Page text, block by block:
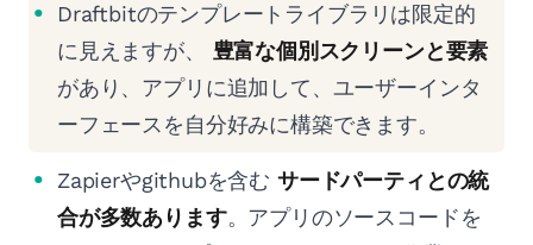
Draftbitのテンプレートライブラリは限定的
に見えますが、 豊富な個別スクリーンと要素
があり、アプリに追加して、ユーザーインタ
ーフェースを自分好みに構築できます。
Zapierやgithubを含む サードパーティとの統
合が多数あります。アプリのソースコードを